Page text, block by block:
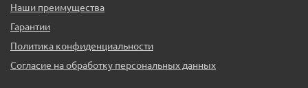
Наши преимущества
Гарантии
Политика конфиденциальности
Согласие на обработку персональных данных